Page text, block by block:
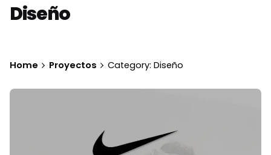
Diseño
Home Proyectos Category: Diseño